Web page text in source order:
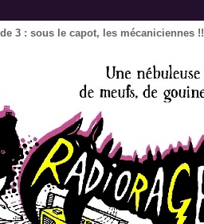
3 : sous le capot, les mécaniciennes !!